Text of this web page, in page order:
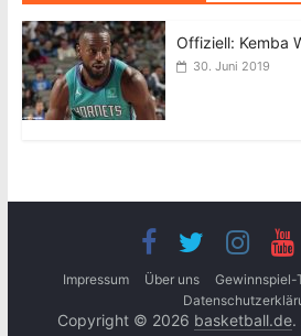
Offiziell: Kemba
30. Juni 2019
Impressum Über uns
Gewinnspiel-
Copyright © 2026 basketball.de.